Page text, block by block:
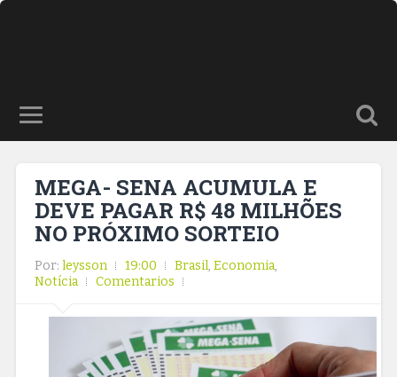
MEGA- SENA ACUMULA E
DEVE PAGAR R$ 48 MILHÕES
NO PRÓXIMO SORTEIO
Por: leysson 19:00 Brasil, Economia,
Notícia
Comentarios